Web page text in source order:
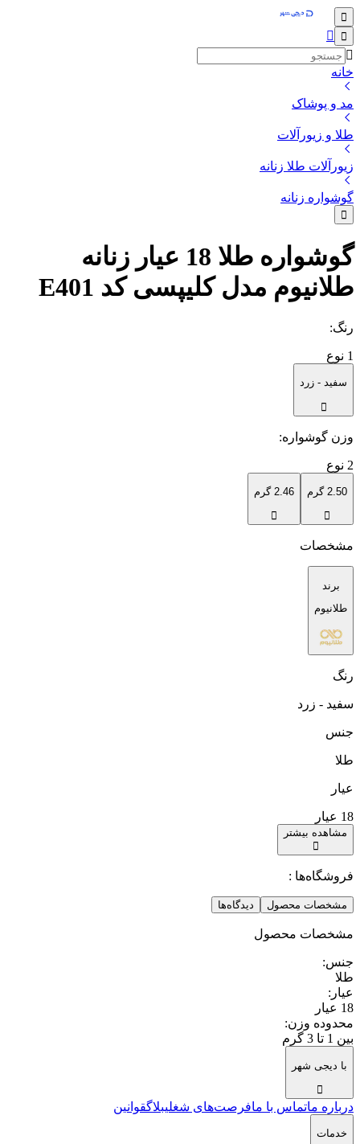
خانه
مد و پوشاک
طلا و زیورآلات
زیورآلات طلا زنانه
گوشواره زنانه
گوشواره طلا 18 عیار زنانه
طلانیوم مدل کلیپسی کد E401
رنگ:
1 نوع
سفید - زرد
وزن گوشواره:
2 نوع
2.50 گرم 2.46 گرم
مشخصات
برند
طلانیوم
رنگ
سفید - زرد
جنس
طلا
عیار
18 عیار
مشاهده بیشتر
فروشگاه‌ها :
مشخصات محصول دیدگاه‌ها
مشخصات محصول
جنس:
طلا
عیار :
18 عیار
محدوده وزن:
بین 1 تا 3 گرم
با دیجی شهر
درباره ماتماس با مافرصت‌های شغلیبلاگقوانین
خدمات